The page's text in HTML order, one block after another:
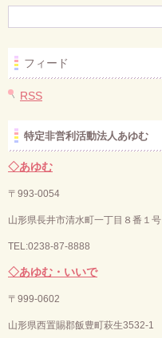
フィード
RSS
特定非営利活動法人あゆむ
◇あゆむ
〒993-0054
山形県長井市清水町一丁目８番１号
TEL:0238-87-8888
◇あゆむ・いいで
〒 999-0602
山形県西置賜郡飯豊町萩生3532-1